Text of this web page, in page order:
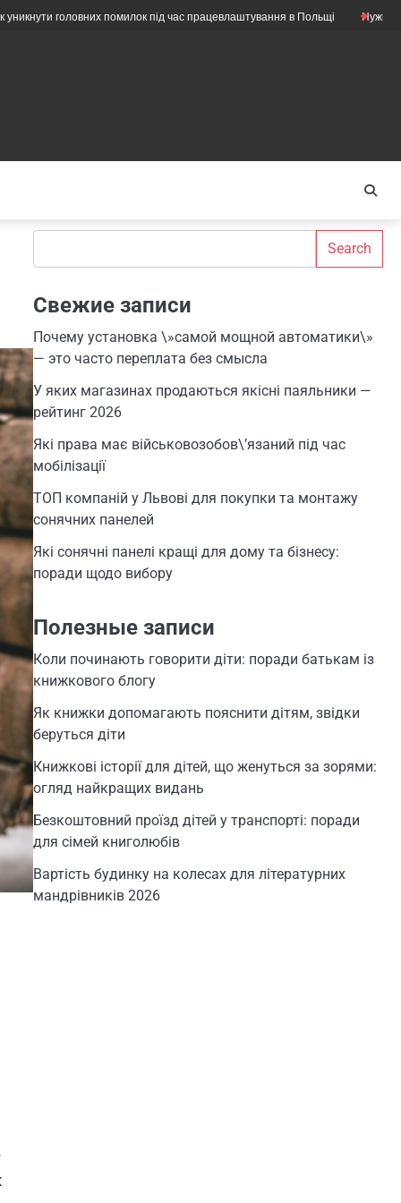
помилок під час працевлаштування в Польщі Нужны ли ещё
Search
Свежие записи
Почему установка \»самой мощной автоматики\»
— это часто переплата без смысла
У яких магазинах продаються якісні паяльники —
рейтинг 2026
Які права має військовозобов\’язаний під час
мобілізації
ТОП компаній у Львові для покупки та монтажу
сонячних панелей
Які сонячні панелі кращі для дому та бізнесу:
поради щодо вибору
Полезные записи
Коли починають говорити діти: поради батькам із
книжкового блогу
Як книжки допомагають пояснити дітям, звідки
беруться діти
Книжкові історії для дітей, що женуться за зорями:
огляд найкращих видань
Безкоштовний проїзд дітей у транспорті: поради
для сімей книголюбів
Вартість будинку на колесах для літературних
мандрівників 2026